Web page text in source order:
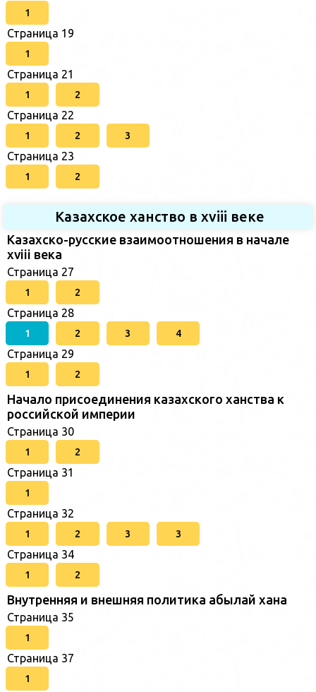
1
Страница 19
1
Страница 21
1 2
Страница 22
1 2 3
Страница 23
1 2
Казахское ханство в хviii веке
Казахско-русские взаимоотношения в начале
xviii века
Страница 27
1 2
Страница 28
1 2 3 4
Страница 29
1 2
Начало присоединения казахского ханства к
российской империи
Страница 30
1 2
Страница 31
1
Страница 32
1 2 3 3
Страница 34
1 2
Внутренняя и внешняя политика абылай хана
Страница 35
1
Страница 37
1